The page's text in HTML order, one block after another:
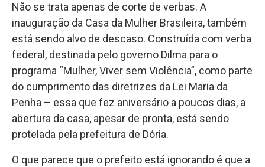
Não se trata apenas de corte de verbas. A
inauguração da Casa da Mulher Brasileira, também
está sendo alvo de descaso. Construída com verba
federal, destinada pelo governo Dilma para o
programa “Mulher, Viver sem Violência”, como parte
do cumprimento das diretrizes da Lei Maria da
Penha – essa que fez aniversário a poucos dias, a
abertura da casa, apesar de pronta, está sendo
protelada pela prefeitura de Dória.
O que parece que o prefeito está ignorando é que a